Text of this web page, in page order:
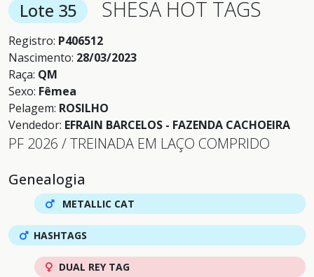
Lote 35 SHESA HOT TAGS
Registro: P406512
Nascimento: 28/03/2023
Raça: QM
Sexo: Fêmea
Pelagem: ROSILHO
Vendedor: EFRAIN BARCELOS - FAZENDA CACHOEIRA
PF 2026 / TREINADA EM LAÇO COMPRIDO
Genealogia
METALLIC CAT
HASHTAGS
DUAL REY TAG